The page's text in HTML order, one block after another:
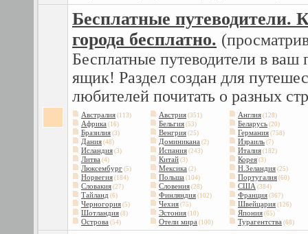
Бесплатные путеводители.
города бесплатно.
Бесплатные путеводители в ваш
ящик! Раздел создан для
любителей почитать о разных
Австралия (113) Австрия (351) Англия (128)
Африка (16) Бельгия (53) Беларусь (20)
Бразилия (3) Венгрия (25) Германия (758)
Дания (48) Доминикана (2) Израиль (7)
Исландия (3) Испания (243) Италия (182)
Литва (4) Китай (3) Корея (3)
Люксембург (5) Мексика (2) Н.Зеландия (25)
Норвегия (184) Польша (104) Португалия (60)
Словакия (27) Словения (28) США (384)
Тайланд (6) Финляндия (102) Франция (367)
Черногория (5) Чехия (75) Швейцария (126)
Шотландия (8) Эстония (10) Япония (65)
Острова (54) Отели мира (100) Турагентства (68)